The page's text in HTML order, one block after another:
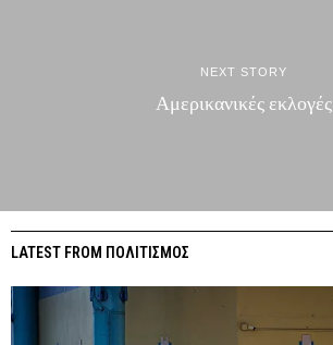
NEXT STORY
Αμερικανικές εκλογές
LATEST FROM ΠΟΛΙΤΙΣΜΟΣ